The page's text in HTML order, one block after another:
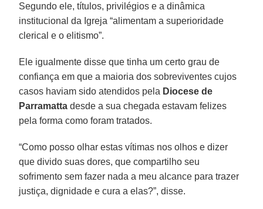
Segundo ele, títulos, privilégios e a dinâmica
institucional da Igreja “alimentam a superioridade
clerical e o elitismo”.
Ele igualmente disse que tinha um certo grau de
confiança em que a maioria dos sobreviventes cujos
casos haviam sido atendidos pela Diocese de
Parramatta desde a sua chegada estavam felizes
pela forma como foram tratados.
“Como posso olhar estas vítimas nos olhos e dizer
que divido suas dores, que compartilho seu
sofrimento sem fazer nada a meu alcance para trazer
justiça, dignidade e cura a elas?”, disse.